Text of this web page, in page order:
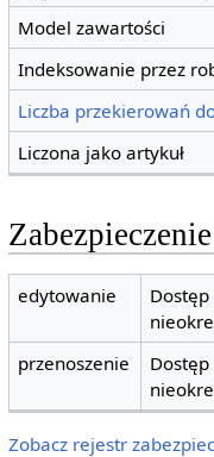
Model zawartości
Indeksowanie przez
Liczba przekierowań
Liczona jako artykuł
Zabezpieczenie
edytowanie
przenoszenie
Zobacz rejestr